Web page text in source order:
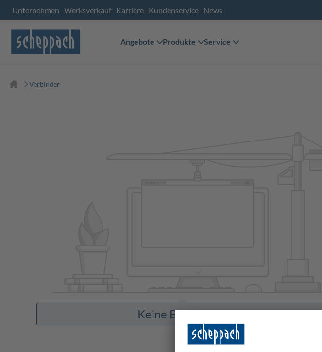
Unternehmen Werksverkauf Karriere Kundenservice News
Angebote Produkte Service
Verbinder
Keine Bilder vorhanden